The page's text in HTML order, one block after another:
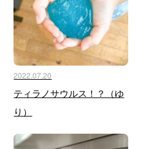
2022.07.20
ティラノサウルス！？（ゆ
り）